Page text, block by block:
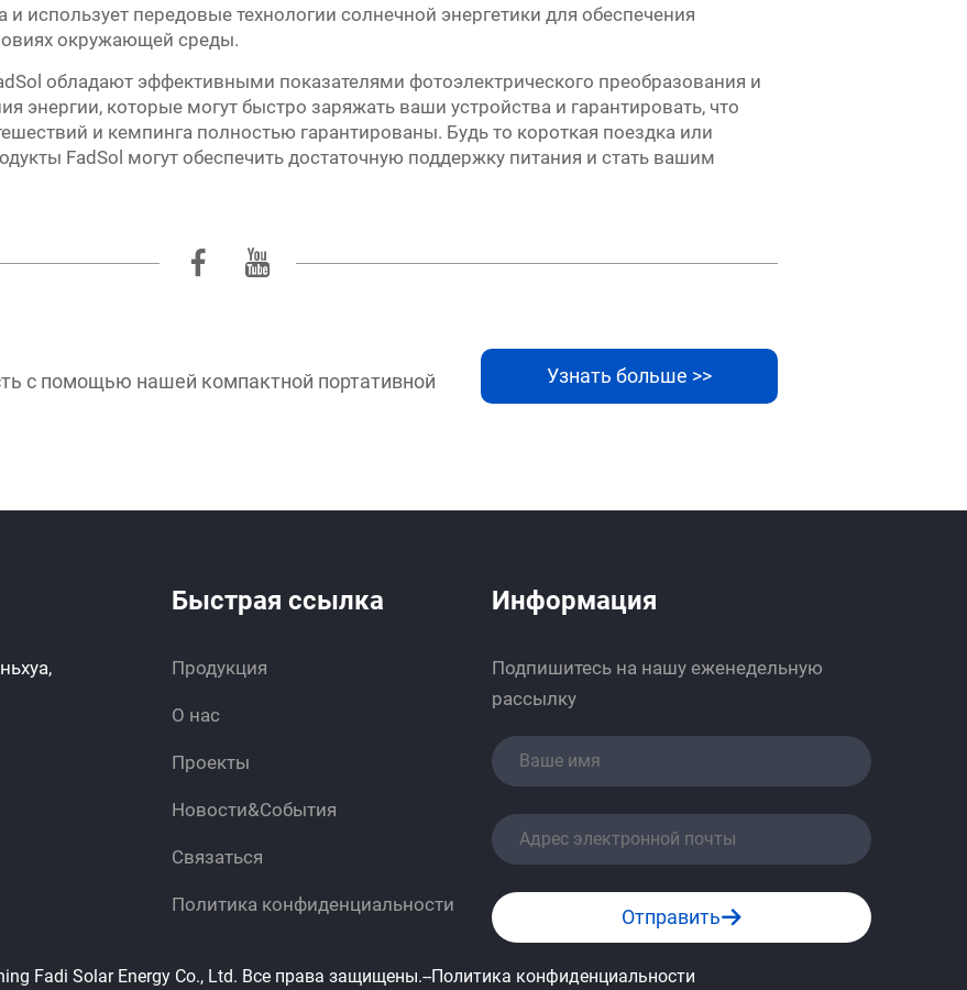
и использует передовые технологии солнечной энергетики для обеспечения
окружающей среды.
обладают эффективными показателями фотоэлектрического преобразования и
которые могут быстро заряжать ваши устройства и гарантировать, что
и кемпинга полностью гарантированы. Будь то короткая поездка или
FadSol могут обеспечить достаточную поддержку питания и стать вашим
с помощью нашей компактной портативной
Узнать больше >>
Быстрая ссылка
Продукция
О нас
Проекты
Новости&События
Связаться
Политика конфиденциальности
Информация
Подпишитесь на нашу еженедельную
рассылку
Отправить
Fadi Solar Energy Co., Ltd. Все права защищены.--Политика конфиденциальности